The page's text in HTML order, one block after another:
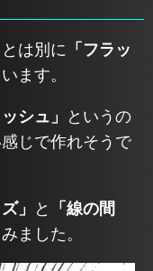
とは別に 「フラッ
ます。
シュ」
というの
じで作れそうで
」 と
「線の間
ました。